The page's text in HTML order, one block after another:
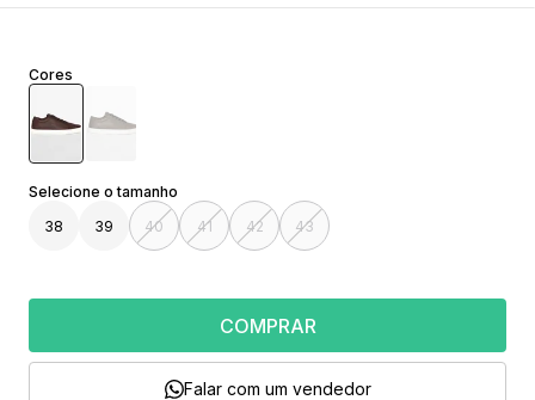
Cores
38 39 40 41 42 43
COMPRAR
Falar com um vendedor